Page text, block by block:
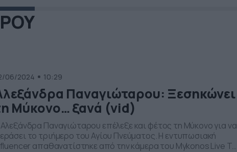
06/2024 10:29
Παναγιώταρου: Ξεσηκώνει
Μύκονο… ξανά (vid)
Παναγιώταρου επέλεξε και φέτος τη Μύκονο για να
το τριήμερο του Αγίου Πνεύματος. Η εντυπωσιακή
απαθανατίστηκε από την κάμερα του Mykonos Live TV